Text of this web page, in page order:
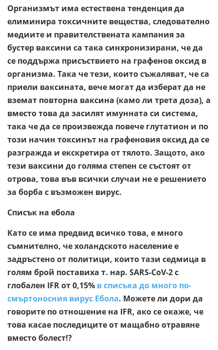
Организмът има естествена тенденция да
елиминира токсичните вещества, следователно
медиите и правителствената кампания за
бустер ваксини са така синхронизирани, че да
се поддържа присъствието на графенов оксид в
организма. Така че тези, които съжаляват, че са
приели ваксината, вече могат да изберат да не
вземат повторна ваксина (камо ли трета доза), а
вместо това да засилят имунната си система,
така че да се произвежда повече глутатион и по
този начин токсинът на графеновия оксид да се
разгражда и екскретира от тялото. Защото, ако
тези ваксини до голяма степен се състоят от
отрова, това във всички случаи не е решението
за борба с възможен вирус.
Списък на ебола
Като се има предвид всичко това, е много
съмнително, че холандското население е
задръстено от политици, които тази седмица в
голям брой поставиха т. нар. SARS-CoV-2 с
глобален IFR от 0,15% в списъка до много по-
смъртоносния вирус Ебола. Можете ли дори да
говорите по отношение на IFR, ако се окаже, че
това касае последиците от мащабно отравяне
вместо болест!?